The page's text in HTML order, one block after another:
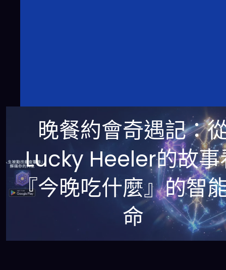
晚餐約會奇遇記：
Lucky Heeler的故事
『今晚吃什麼』的智
命